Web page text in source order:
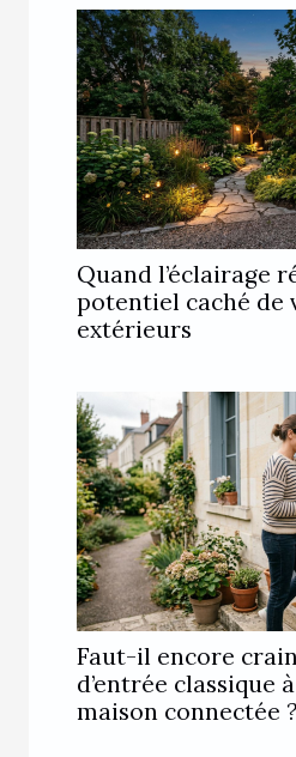
Quand l’éclairage
potentiel caché de
extérieurs
Faut-il encore
d’entrée classique
maison connectée ?